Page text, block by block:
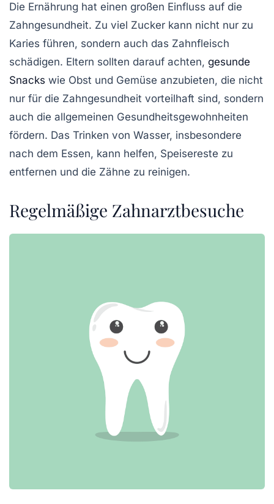
Die Ernährung hat einen großen Einfluss auf die
Zahngesundheit. Zu viel Zucker kann nicht nur zu
Karies führen, sondern auch das Zahnfleisch
schädigen. Eltern sollten darauf achten, gesunde
Snacks wie Obst und Gemüse anzubieten, die nicht
nur für die Zahngesundheit vorteilhaft sind, sondern
auch die allgemeinen Gesundheitsgewohnheiten
fördern. Das Trinken von Wasser, insbesondere
nach dem Essen, kann helfen, Speisereste zu
entfernen und die Zähne zu reinigen.
Regelmäßige Zahnarztbesuche